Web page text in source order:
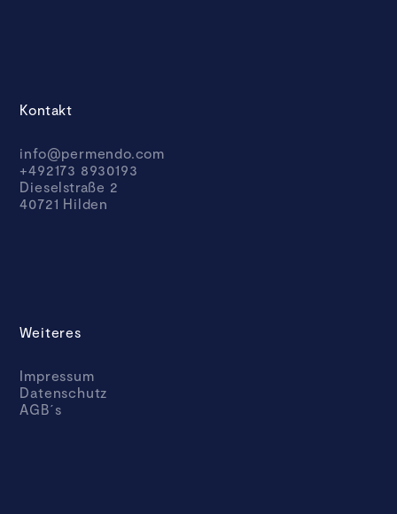
Kontakt
info@permendo.com
+492173 8930193
Dieselstraße 2
40721 Hilden
Weiteres
Impressum
Datenschutz
AGB´s